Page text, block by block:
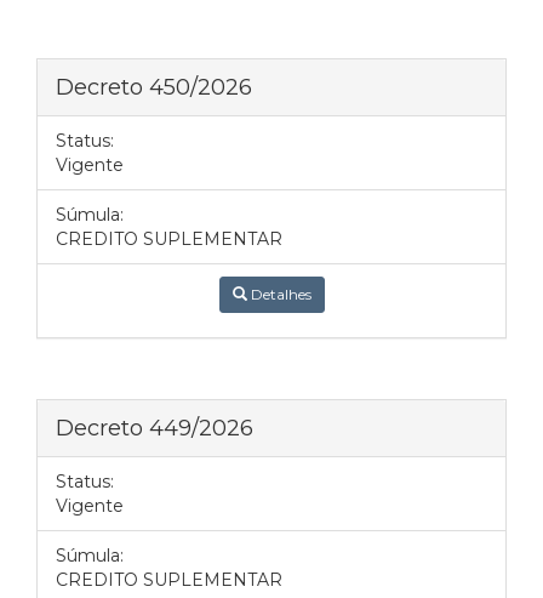
Decreto 450/2026
Status:
Vigente
Súmula:
CREDITO SUPLEMENTAR
Detalhes
Decreto 449/2026
Status:
Vigente
Súmula:
CREDITO SUPLEMENTAR